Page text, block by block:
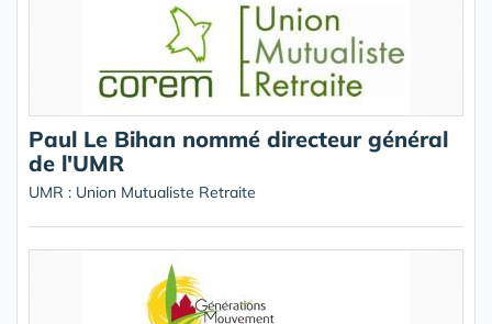
Paul Le Bihan nommé directeur général
de l'UMR
UMR : Union Mutualiste Retraite